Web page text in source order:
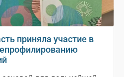
приняла участие в